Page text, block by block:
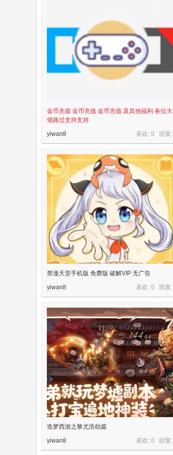
金币充值 金币充值 金币充值 及其他福利 各位大
佬路过支持支持
喜欢: 0 回复:
yiwan8
禁漫天堂手机版 免费版 破解VIP 无广告
喜欢: 0 回复:
yiwan8
造梦西游之黎尤浩劫篇
喜欢: 0 回复:
yiwan8